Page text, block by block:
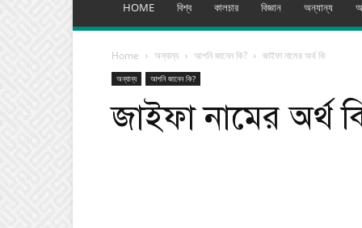
HOME বিশ্ব কালচার বিজ্ঞান অন্যান্য
Home অন্যান্য আপনি জানেন কি? জাইফা নামের অর্থ কি
অন্যান্য আপনি জানেন কি?
জাইফা নামের অর্থ